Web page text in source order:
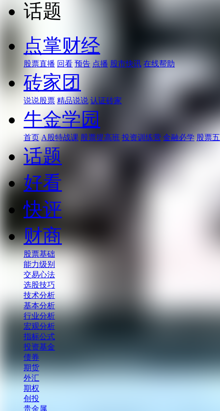
话题
点掌财经
股票直播 回看 预告 点播 股市快讯 在线帮助
砖家团
说说股票 精品说说 认证砖家
牛金学园
首页 A股特战课 股票提高班 投资训练营 金融必学 股票
话题
好看
快评
财商
股票基础
能力级别
交易心法
选股技巧
技术分析
基本分析
行业分析
宏观分析
指标公式
投资基金
债券
期货
外汇
期权
创投
贵金属